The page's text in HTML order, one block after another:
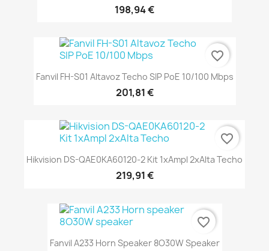
198,94 €
Fanvil FH-S01 Altavoz Techo SIP PoE 10/100 Mbps
201,81 €
favorite_border
Hikvision DS-QAE0KA60120-2 Kit 1xAmpl 2xAlta Techo
219,91 €
favorite_border
Fanvil A233 Horn Speaker 8O30W Speaker
favorite_border